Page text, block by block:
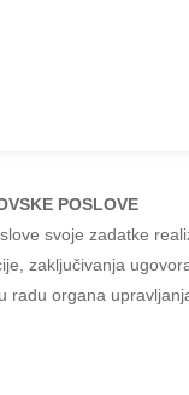
POSLOVE
svoje zadatke
zaključivanja
radu organa